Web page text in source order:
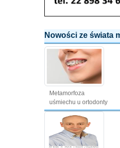
Nowości ze świata
Metamorfoza
uśmiechu u ortodonty